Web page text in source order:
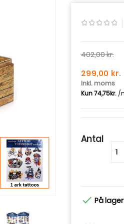
402,00 kr.
299,00 kr.
Inkl. moms
Antal
 På lager